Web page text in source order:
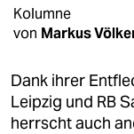
gesellschaft
kultur
sport
Kolumne
von Markus
Dank ihrer
Leipzig und RB
herrscht auch